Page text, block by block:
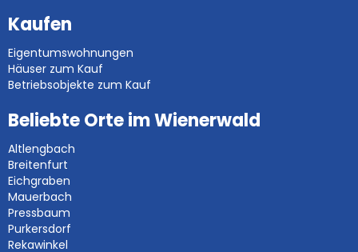
Kaufen
Eigentumswohnungen
Häuser zum Kauf
Betriebsobjekte zum Kauf
Beliebte Orte im Wienerwald
Altlengbach
Breitenfurt
Eichgraben
Mauerbach
Pressbaum
Purkersdorf
Rekawinkel